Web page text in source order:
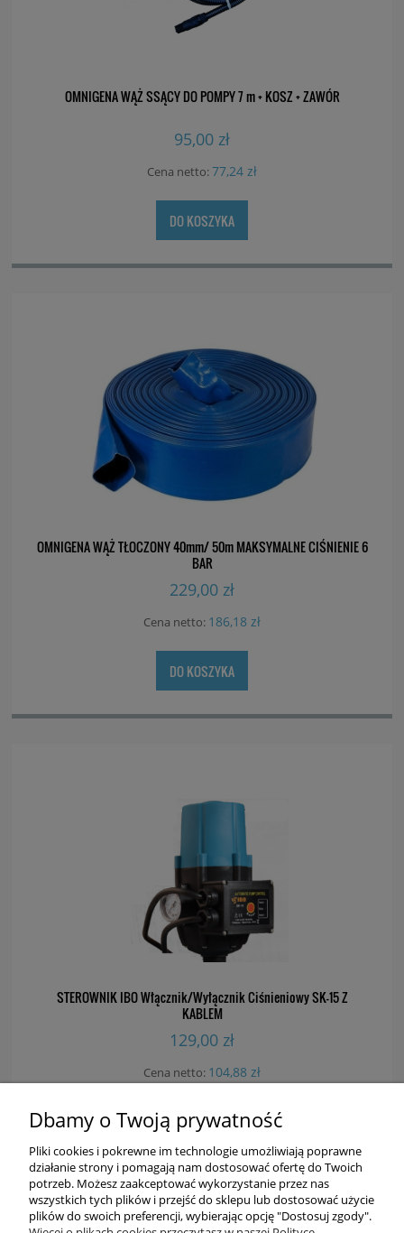
OMNIGENA WĄŻ SSĄCY DO POMPY 7 m + KOSZ + ZAWÓR
95,00 zł
Cena netto:77,24 zł
DO KOSZYKA
OMNIGENA WĄŻ TŁOCZONY 40mm/ 50m MAKSYMALNE CIŚNIENIE 6
BAR
229,00 zł
Cena netto: 186,18 zł
DO KOSZYKA
STEROWNIK IBO Włącznik/Wyłącznik Ciśnieniowy SK-15 Z
KABLEM
129,00 zł
Cena netto: 104,88 zł
DO KOSZYKA
Dbamy o Twoją prywatność
Pliki cookies i pokrewne im technologie umożliwiają poprawne
działanie strony i pomagają nam dostosować ofertę do Twoich
potrzeb. Możesz zaakceptować wykorzystanie przez nas
wszystkich tych plików i przejść do sklepu lub dostosować użycie
plików do swoich preferencji, wybierając opcję "Dostosuj zgody".